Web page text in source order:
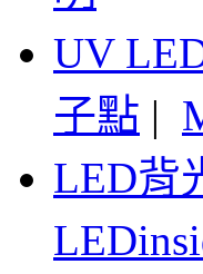
UV
子點 |
LED背